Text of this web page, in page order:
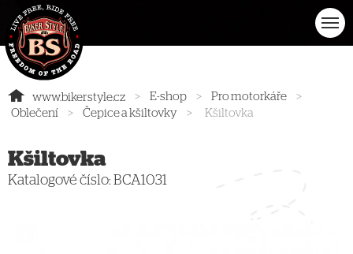
www.bikerstyle.cz > E-shop > Pro motorkáře
>
Oblečení
> Čepice a kšiltovky > Kšiltovka
Kšiltovka
Katalogové číslo: BCA1031